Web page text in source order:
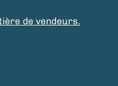
de vendeurs.